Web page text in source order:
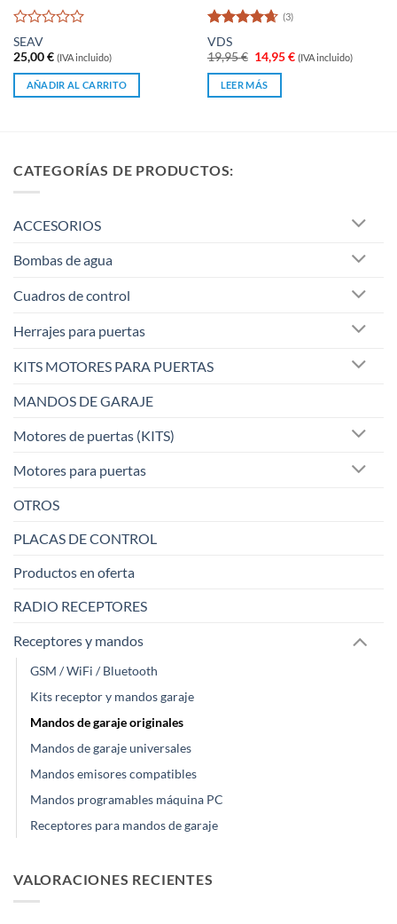
Valorado
con
0
5
SEAV
25,00€ (IVA incluido)
AÑADIR AL CARRITO
Valorado
con4.67
de 5
(3)
VDS
19,95€ El
precio
original
era:
19,95 €.
14,95€El
precio
(IVA incluido)
LEER MÁS
CATEGORÍAS DE PRODUCTOS:
ACCESORIOS
Bombas de agua
Cuadros de control
Herrajes para puertas
KITS MOTORES PARA PUERTAS
MANDOS DE GARAJE
Motores de puertas (KITS)
Motores para puertas
OTROS
PLACAS DE CONTROL
Productos en oferta
RADIO RECEPTORES
Receptores y mandos
GSM / WiFi / Bluetooth
Kits receptor y mandos garaje
Mandos de garaje originales
Mandos de garaje universales
Mandos emisores compatibles
Mandos programables máquina PC
Receptores para mandos de garaje
VALORACIONES RECIENTES